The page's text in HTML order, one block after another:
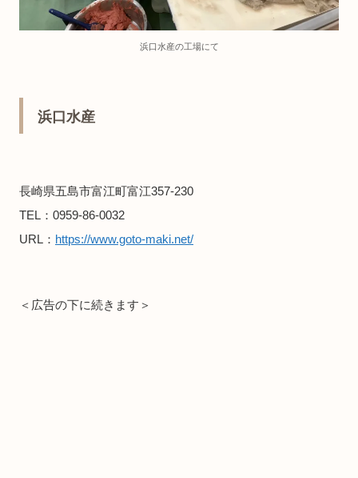
浜口水産の工場にて
浜口水産
長崎県五島市富江町富江357-230
TEL：0959-86-0032
URL： https://www.goto-maki.net/
＜広告の下に続きます＞